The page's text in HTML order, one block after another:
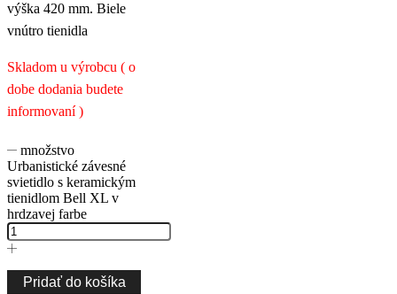
výška 420 mm. Biele
vnútro tienidla
Skladom u výrobcu ( o
dobe dodania budete
informovaní )
množstvo
Urbanistické závesné
svietidlo s keramickým
tienidlom Bell XL v
hrdzavej farbe
Pridať do košíka